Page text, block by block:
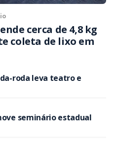
cerca de 4,8 kg
coleta de lixo em
roda leva teatro e
seminário estadual